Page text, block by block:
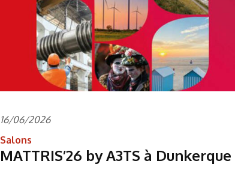
16/06/2026
Salons
MATTRIS’26 by A3TS à Dunkerque